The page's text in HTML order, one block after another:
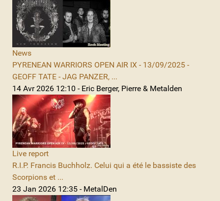
News
PYRENEAN WARRIORS OPEN AIR IX - 13/09/2025 -
GEOFF TATE - JAG PANZER, ...
14 Avr 2026 12:10 - Eric Berger, Pierre & Metalden
Live report
R.I.P. Francis Buchholz. Celui qui a été le bassiste des
Scorpions et ...
23 Jan 2026 12:35 - MetalDen